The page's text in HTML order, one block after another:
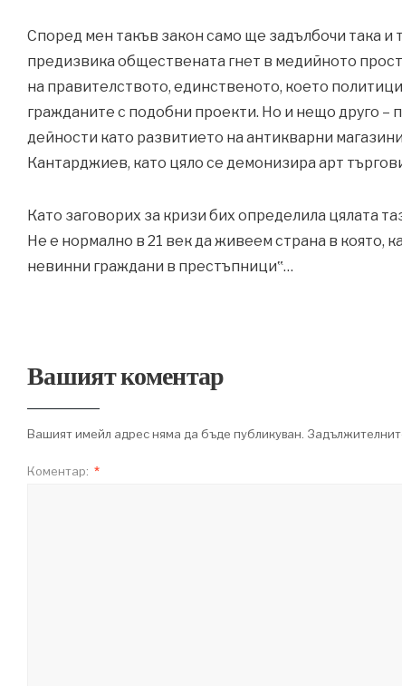
Според мен такъв закон само ще задълбочи така
предизвика обществената гнет в медийното
на правителството, единственото, което
гражданите с подобни проекти. Но и нещо друго –
дейности като развитието на антикварни
Кантарджиев, като цяло се демонизира арт
Като заговорих за кризи бих определила цялата
Не е нормално в 21 век да живеем страна в която,
невинни граждани в престъпници‟…
Вашият коментар
Вашият имейл адрес няма да бъде публикуван.
Коментар: *